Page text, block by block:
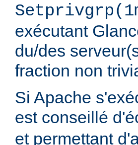
exécutant
du/des
fraction non
Si Apache
est conseillé
et permettant